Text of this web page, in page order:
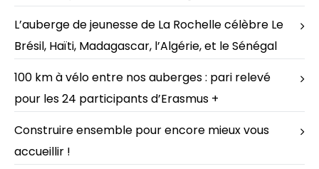
L’auberge de jeunesse de La Rochelle célèbre Le
Brésil, Haïti, Madagascar, l’Algérie, et le Sénégal
100 km à vélo entre nos auberges : pari relevé
pour les 24 participants d’Erasmus +
Construire ensemble pour encore mieux vous
accueillir !